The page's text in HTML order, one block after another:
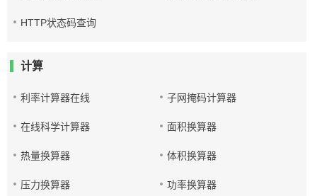
HTTP状态码查询
计算
利率计算器在线 子网掩码计算器
在线科学计算器 面积换算器
热量换算器 体积换算器
压力换算器 功率换算器